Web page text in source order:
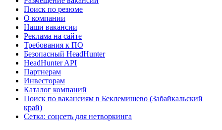
Поиск по резюме
О компании
Наши вакансии
Реклама на сайте
Требования к ПО
Безопасный HeadHunter
HeadHunter API
Партнерам
Инвесторам
Каталог компаний
Поиск по вакансиям в Беклемишево (Забайкальский
край)
Сетка: соцсеть для нетворкинга